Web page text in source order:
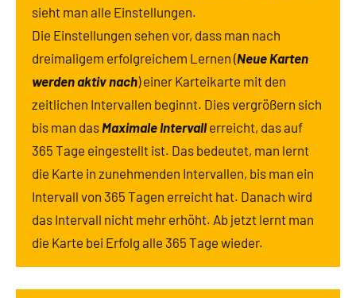
sieht man alle Einstellungen.
Die Einstellungen sehen vor, dass man nach
dreimaligem erfolgreichem Lernen (Neue Karten
werden aktiv nach) einer Karteikarte mit den
zeitlichen Intervallen beginnt. Dies vergrößern sich
bis man dasMaximale Intervallerreicht, das auf
365 Tage eingestellt ist. Das bedeutet, man lernt
die Karte in zunehmenden Intervallen, bis man ein
Intervall von 365 Tagen erreicht hat. Danach wird
das Intervall nicht mehr erhöht. Ab jetzt lernt man
die Karte bei Erfolg alle 365 Tage wieder.